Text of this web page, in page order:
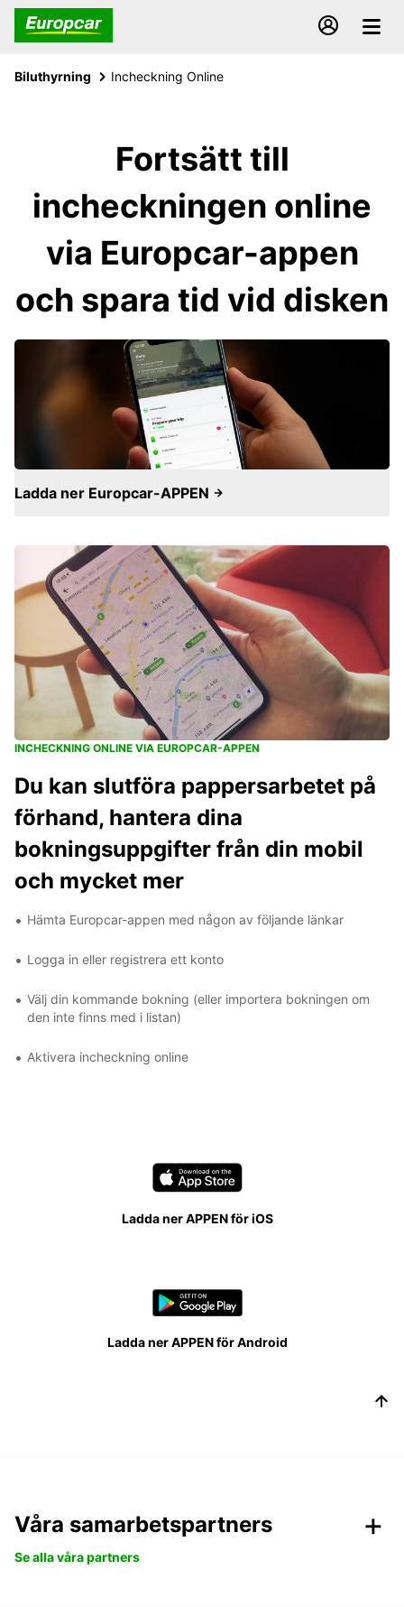
Biluthyrning Incheckning Online
Fortsätt till
incheckningen online
via Europcar-appen
och spara tid vid disken
Ladda ner Europcar-APPEN
INCHECKNING ONLINE VIA EUROPCAR-APPEN
Du kan slutföra pappersarbetet på
förhand, hantera dina
bokningsuppgifter från din mobil
och mycket mer
Hämta Europcar-appen med någon av följande länkar
Logga in eller registrera ett konto
Välj din kommande bokning (eller importera bokningen om
den inte finns med i listan)
Aktivera incheckning online
Ladda ner APPEN för iOS
Ladda ner APPEN för Android
Våra samarbetspartners
Se alla våra partners